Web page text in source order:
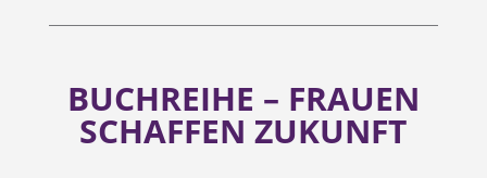
BUCHREIHE – FRAUEN
SCHAFFEN ZUKUNFT